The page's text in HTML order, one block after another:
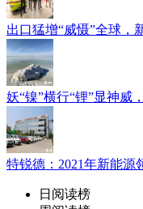
出口猛增“威慑”全球，
妖“镍”横行“锂”显神威
特锐德：2021年新能源
日阅读榜